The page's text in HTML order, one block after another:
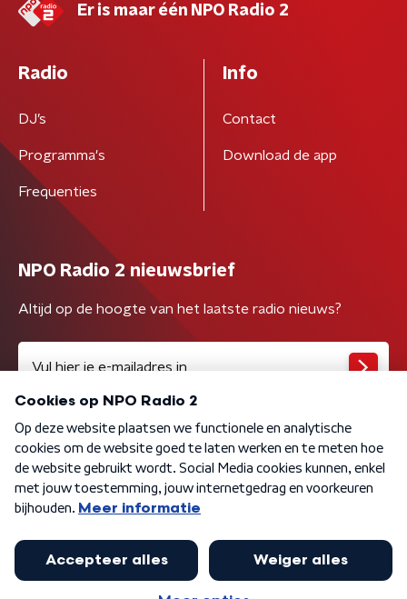
Er is maar één NPO Radio 2
Radio
DJ’s
Programma's
Frequenties
Info
Contact
Download de app
NPO Radio 2 nieuwsbrief
Altijd op de hoogte van het laatste radio nieuws?
Algemene voorwaarden